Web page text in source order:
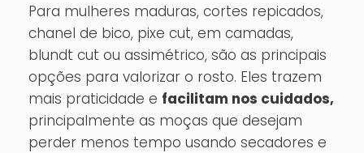
Para mulheres maduras, cortes repicados,
chanel de bico, pixe cut, em camadas,
blundt cut ou assimétrico, são as principais
opções para valorizar o rosto. Eles trazem
mais praticidade e facilitam nos cuidados,
principalmente as moças que desejam
perder menos tempo usando secadores e